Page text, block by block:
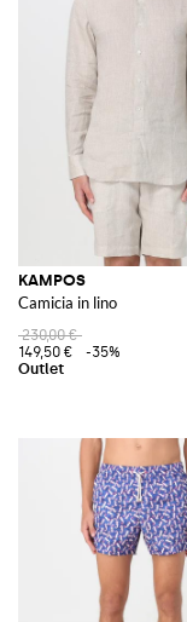
KAMPOS
Camicia in lino
230,00 €
149,50 €
-35%